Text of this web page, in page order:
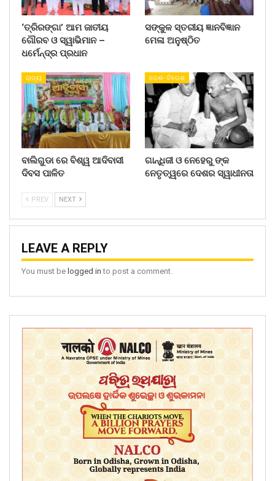
‘ତ୍ରିରଙ୍ଗା’ ଆମ ଜାତୀୟ
ଗୌରବ ଓ ସ୍ୱାଭିମାନ –
ଧର୍ମେନ୍ଦ୍ର ପ୍ରଧାନ
ସଙ୍କୁଳ ସ୍ତରୀୟ ଜ୍ଞାନବିଜ୍ଞାନ
ମେଳା ଅନୁଷ୍ଠିତ
ରାଜ୍ୟ
ବାଲିଗୁଡା ରେ ବିଶ୍ୱ ଆଦିବାସୀ
ଦିବସ ପାଳିତ
ଦେଶ- ବିଦେଶ
ଗାନ୍ଧିଜୀ ଓ ନେହେରୁ ଙ୍କ
ନେତୃତ୍ୱରେ ଦେଶର ସ୍ୱାଧୀନତା
PREV NEXT
LEAVE A REPLY
You must be logged in to post a comment.